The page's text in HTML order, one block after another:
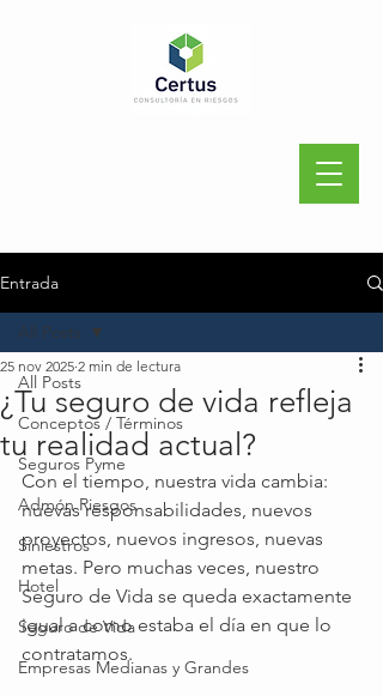
Entrada
All Posts
Conceptos / Términos
Seguros Pyme
Admón Riesgos
Siniestros
Hotel
Seguro de Vida
Empresas Medianas y Grandes
All Posts
¿Tu seguro de vida refleja
tu realidad actual?
25 nov 2025 2 min de lectura
Con el tiempo, nuestra vida cambia:
nuevas responsabilidades, nuevos
proyectos, nuevos ingresos, nuevas
metas. Pero muchas veces, nuestro
Seguro de Vida se queda exactamente
igual a como estaba el día en que lo
contratamos.